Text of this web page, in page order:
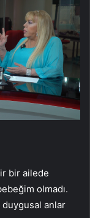
bir ailede
olmadı.
duygusal anlar